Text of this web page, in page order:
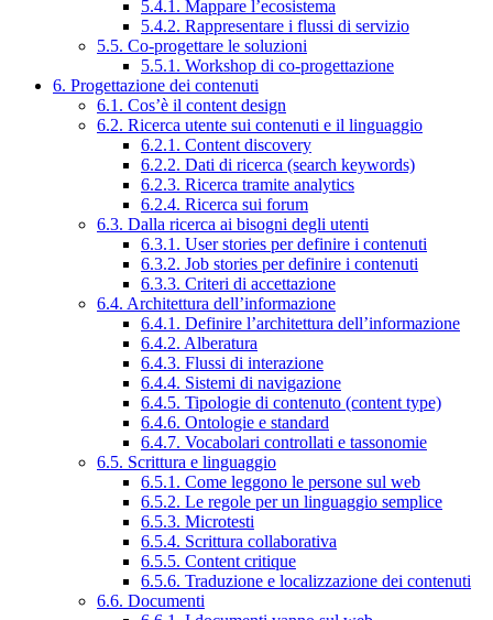
5.4.1. Mappare l’ecosistema
5.4.2. Rappresentare i flussi di servizio
5.5. Co-progettare le soluzioni
5.5.1. Workshop di co-progettazione
6. Progettazione dei contenuti
6.1. Cos’è il content design
6.2. Ricerca utente sui contenuti e il linguaggio
6.2.1. Content discovery
6.2.2. Dati di ricerca (search keywords)
6.2.3. Ricerca tramite analytics
6.2.4. Ricerca sui forum
6.3. Dalla ricerca ai bisogni degli utenti
6.3.1. User stories per definire i contenuti
6.3.2. Job stories per definire i contenuti
6.3.3. Criteri di accettazione
6.4. Architettura dell’informazione
6.4.1. Definire l’architettura dell’informazione
6.4.2. Alberatura
6.4.3. Flussi di interazione
6.4.4. Sistemi di navigazione
6.4.5. Tipologie di contenuto (content type)
6.4.6. Ontologie e standard
6.4.7. Vocabolari controllati e tassonomie
6.5. Scrittura e linguaggio
6.5.1. Come leggono le persone sul web
6.5.2. Le regole per un linguaggio semplice
6.5.3. Microtesti
6.5.4. Scrittura collaborativa
6.5.5. Content critique
6.5.6. Traduzione e localizzazione dei contenuti
6.6. Documenti